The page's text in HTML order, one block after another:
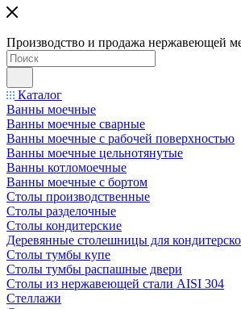
Производство и продажа нержавеющей
Каталог
Ванны моечные
Ванны моечные сварные
Ванны моечные с рабочей поверхностью
Ванны моечные цельнотянутые
Ванны котломоечные
Ванны моечные с бортом
Столы производственные
Столы разделочные
Столы кондитерские
Деревянные столешницы для
Столы тумбы купе
Столы тумбы распашные двери
Столы из нержавеющей стали AISI 304
Стеллажи